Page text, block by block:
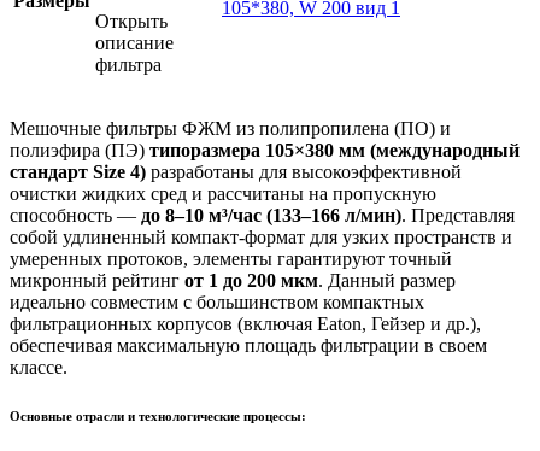
Открыть
описание
фильтра
Мешочные фильтры ФЖМ из полипропилена (ПО) и
полиэфира (ПЭ) типоразмера 105×380 мм (международный
стандарт Size 4) разработаны для высокоэффективной
очистки жидких сред и рассчитаны на пропускную
способность — до 8–10 м³/час (133–166 л/мин). Представляя
собой удлиненный компакт-формат для узких пространств и
умеренных протоков, элементы гарантируют точный
микронный рейтинг от 1 до 200 мкм. Данный размер
идеально совместим с большинством компактных
фильтрационных корпусов (включая Eaton, Гейзер и др.),
обеспечивая максимальную площадь фильтрации в своем
классе.
Основные отрасли и технологические процессы: